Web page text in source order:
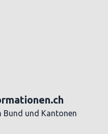
Bund und Kantonen